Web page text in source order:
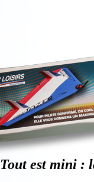
Tout est mini :